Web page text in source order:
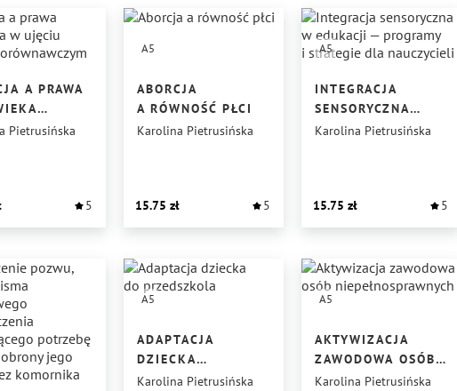
A PRAWA
Pietrusińska
5
A5
ABORCJA
A RÓWNOŚĆ PŁCI
Karolina Pietrusińska
15.75 5
A5
INTEGRACJA
SENSORYCZNA
W EDUKACJI —
Karolina Pietrusińska
15.75 5
A5
ADAPTACJA
DZIECKA
DO PRZEDSZKOLA
Karolina Pietrusińska
A5
AKTYWIZACJA
ZAWODOWA OSÓB
NIEPEŁNOSPRAWNYCH
Karolina Pietrusińska